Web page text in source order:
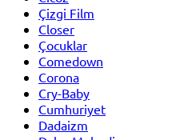
Çizgi Film
Closer
Çocuklar
Comedown
Corona
Cry-Baby
Cumhuriyet
Dadaizm